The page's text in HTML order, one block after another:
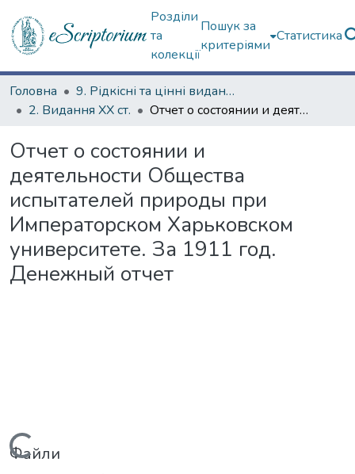
Розділи
та
колекції
Пошук за
критеріями
Статистика
Головна
9. Рідкісні та цінні видання
2. Видання ХХ ст.
Отчет о состоянии и деятельности Общества испытателей природы при Императорском Харьковском университете. За 1911 год. Денежный отчет
Отчет о состоянии и
деятельности Общества
испытателей природы при
Императорском Харьковском
университете. За 1911 год.
Денежный отчет
Файли